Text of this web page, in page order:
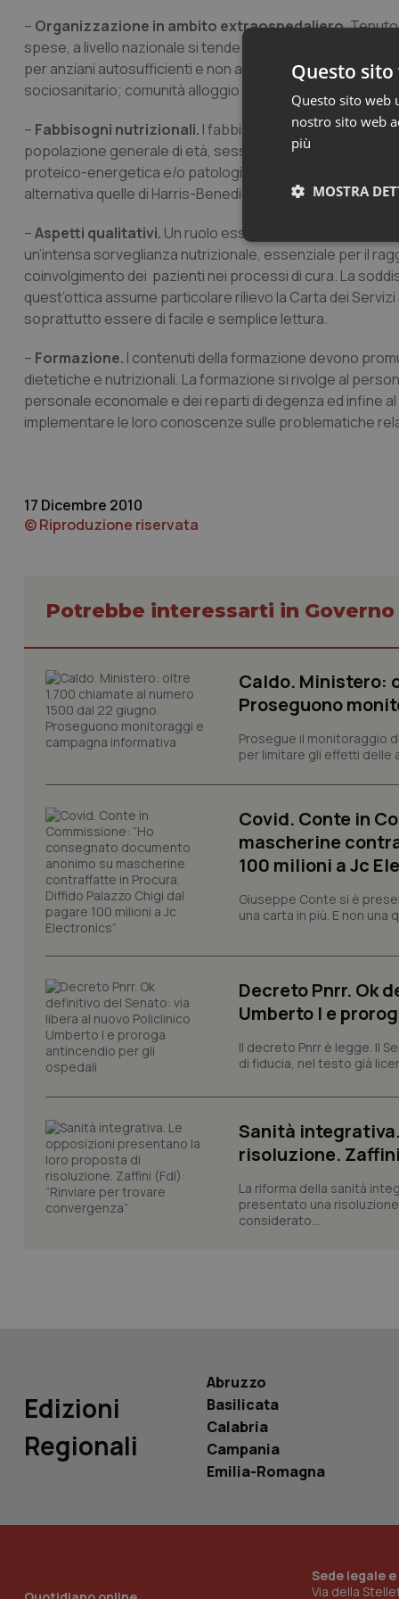
– Organizzazione in ambito extraospedaliero.Tenuto
spese, a livello nazionale si tende a sviluppare un
per anziani autosufficienti e non autosufficienti;
sociosanitario; comunità alloggio per anziani.
– Fabbisogni nutrizionali. I fabbisogni nutrizionali delle
popolazione generale di età, sesso e peso corporeo
proteico-energetica e/o patologie associate. Il
alternativa quelle di Harris-Benedict. Anche i fabbisogni
–Aspetti qualitativi. Un ruolo essenziale ha in questo
un’intensa sorveglianza nutrizionale, essenziale per il
coinvolgimento dei pazienti nei processi di cura. La
quest’ottica assume particolare rilievo la Carta dei
soprattutto essere di facile e semplice lettura.
– Formazione. I contenuti della formazione devono
dietetiche e nutrizionali. La formazione si rivolge al
personale economale e dei reparti di degenza ed infine
implementare le loro conoscenze sulle problematiche
17 Dicembre 2010
© Riproduzione riservata
Potrebbe interessarti in
Caldo. Ministero:
Proseguono
Prosegue il monitoraggio
per limitare gli effetti delle
Covid. Conte in
mascherine
100 milioni a Jc
Giuseppe Conte si è
una carta in più. E non
Decreto Pnrr. Ok
Umberto I e
Il decreto Pnrr è legge. Il
di fiducia, nel testo già
Sanità
risoluzione.
La riforma della sanità
presentato una
considerato...
Edizioni
Regionali
Abruzzo
Basilicata
Calabria
Campania
Emilia-Romagna
Sede legale
Via della
Questo
Questo sito web
nostro sito web
più
MOSTRA
I cookie necessari
e l'accesso alle
tracking-enable
tracking-sites-
_ga
PHPSESSID
Nome
_ga_0VMQEQKQ1N
Nome
__Secure-YNID